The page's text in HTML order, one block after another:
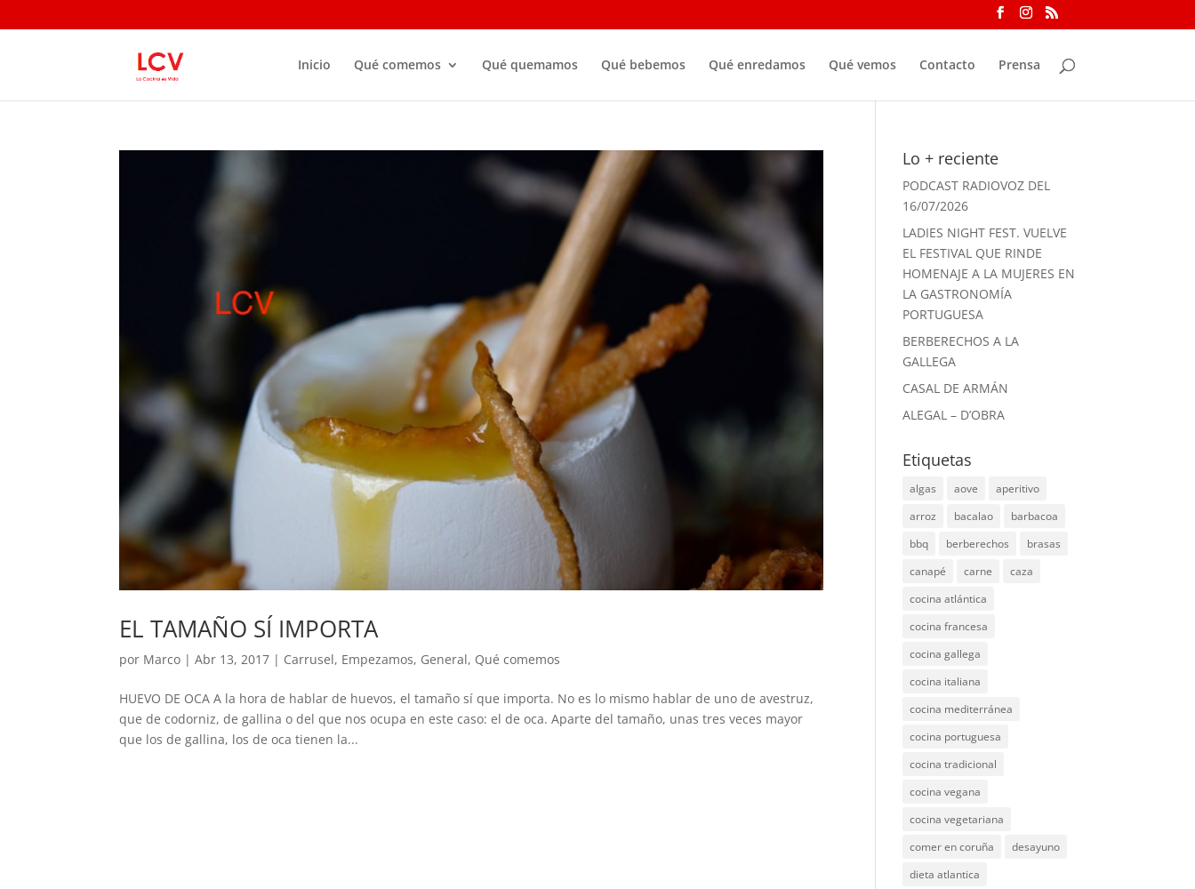
Inicio Qué comemos Qué quemamos Qué bebemos Qué enredamos Qué vemos Contacto Prensa
EL TAMAÑO SÍ IMPORTA
por Marco |Abr 13, 2017 | Carrusel, Empezamos, General, Qué comemos
HUEVO DE OCA A la hora de hablar de huevos, el tamaño sí que importa. No es lo mismo hablar de uno de avestruz,
que de codorniz, de gallina o del que nos ocupa en este caso: el de oca. Aparte del tamaño, unas tres veces mayor
que los de gallina, los de oca tienen la...
Lo + reciente
PODCAST RADIOVOZ DEL
16/07/2026
LADIES NIGHT FEST. VUELVE
EL FESTIVAL QUE RINDE
HOMENAJE A LA MUJERES EN
LA GASTRONOMÍA
PORTUGUESA
BERBERECHOS A LA
GALLEGA
CASAL DE ARMÁN
ALEGAL – D’OBRA
Etiquetas
algas aove
aperitivo
arroz
bacalao
barbacoa
bbq
berberechos
brasas
canapé
carne
caza
cocina atlántica
cocina francesa
cocina gallega
cocina italiana
cocina mediterránea
cocina portuguesa
cocina tradicional
cocina vegana
cocina vegetariana
comer en coruña
desayuno
dieta atlantica